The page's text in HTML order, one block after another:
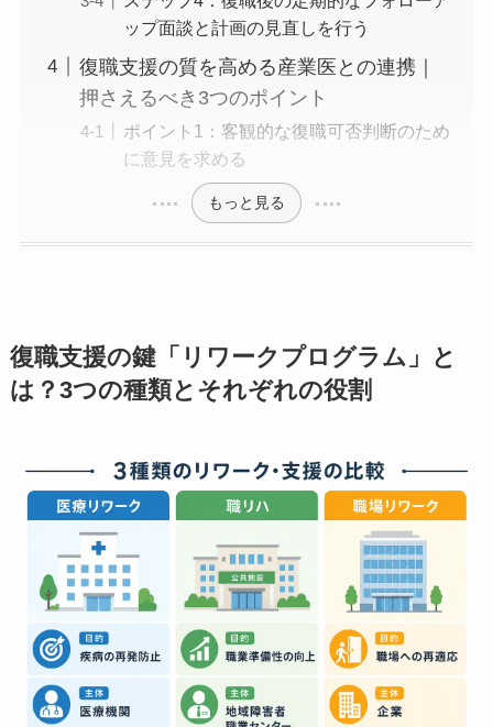
ステップ3：受け入れ部署への情報共有
と協力体制を構築する
ステップ4：復職後の定期的なフォロー
アップ面談と計画の見直しを行う
復職支援の質を高める産業医との連携｜
押さえるべき3つのポイント
ポイント1：客観的な復職可否判断のた
は？3つの種類とそれぞれの役割